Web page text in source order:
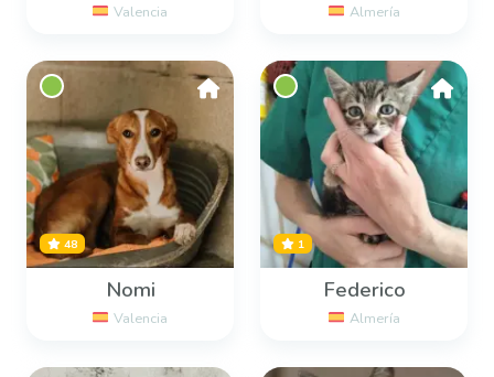
Valencia Almería
48
Nomi
Valencia
1
Federico
Almería